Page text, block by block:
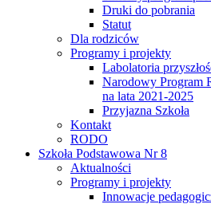
Druki do pobrania
Statut
Dla rodziców
Programy i projekty
Labolatoria
Narodowy Program
na lata 2021-2025
Przyjazna Szkoła
Kontakt
RODO
Szkoła Podstawowa Nr 8
Aktualności
Programy i projekty
Innowacje